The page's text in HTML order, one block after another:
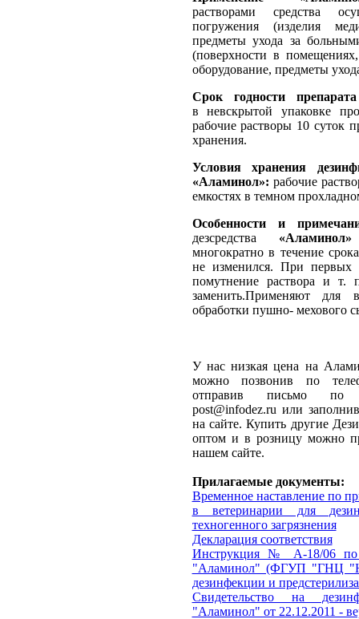
растворами средства
погружения (изделия
предметы ухода за
(поверхности в помещениях,
оборудование, предметы
Срок годности
в невскрытой упаковке
рабочие растворы 10 суток
хранения.
Условия хранения
«Аламинол»: рабочие
емкостях в темном
Особенности и
дезсредства «Аламинол»
многократно в течение
не изменился. При первых
помутнение раствора и т.
заменить.Применяют
обработки пушно- мехового
У нас низкая цена на
можно позвонив по
отправив письмо по
post@infodez.ru или
на сайте. Купить другие
оптом и в розницу можно
нашем сайте.
Прилагаемые документы:
Временное наставление по
в ветеринарии для
техногенного загрязнения
Декларация соответствия
Инструкция № А-18/06 по
"Аламинол" (ФГУП "ГНЦ
дезинфекции и
Свидетельство на
"Аламинол" от 22.12.2011 -